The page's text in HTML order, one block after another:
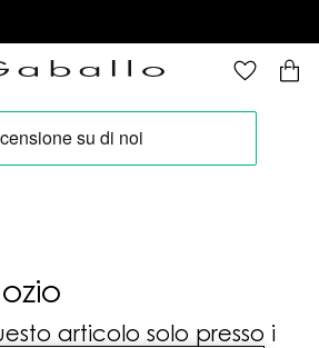
articolo solo presso i